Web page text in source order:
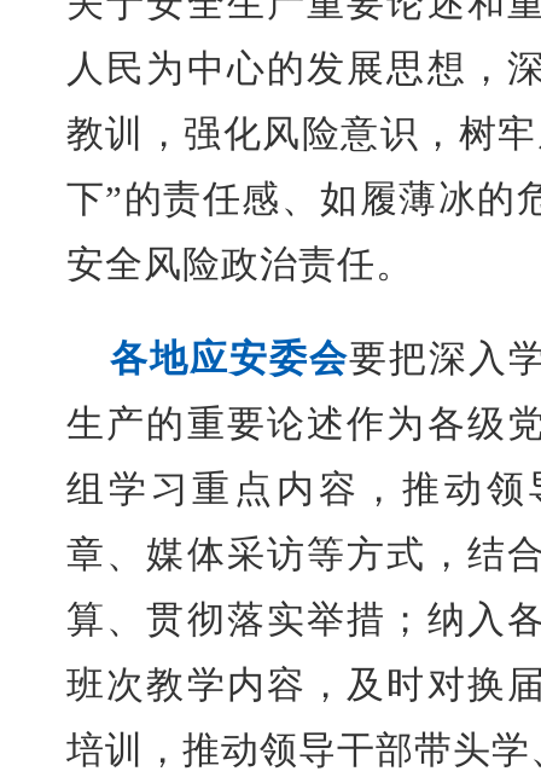
人民为中心的发展思想，
教训，强化风险意识，树
下”的责任感、如履薄冰的
安全风险政治责任。
各地应安委会要把深入
生产的重要论述作为各级
组学习重点内容，推动
章、媒体采访等方式，结
算、贯彻落实举措；纳入
班次教学内容，及时对换
培训，推动领导干部带头